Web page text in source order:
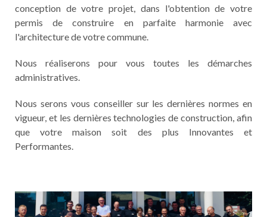
conception de votre projet, dans l'obtention de votre
permis de construire en parfaite harmonie avec
l'architecture de votre commune.
Nous réaliserons pour vous toutes les démarches
administratives.
Nous serons vous conseiller sur les dernières normes en
vigueur, et les dernières technologies de construction, afin
que votre maison soit des plus Innovantes et
Performantes.